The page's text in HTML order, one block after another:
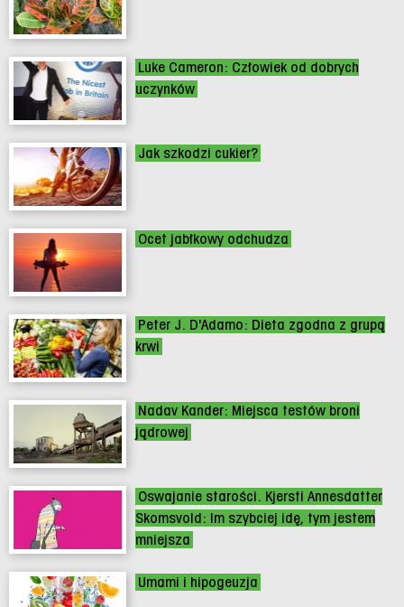
Luke Cameron: Człowiek od dobrych
uczynków
Jak szkodzi cukier?
Ocet jabłkowy odchudza
Peter J. D'Adamo: Dieta zgodna z grupą
krwi
Nadav Kander: Miejsca testów broni
jądrowej
Oswajanie starości. Kjersti Annesdatter
Skomsvold: Im szybciej idę, tym jestem
mniejsza
Umami i hipogeuzja